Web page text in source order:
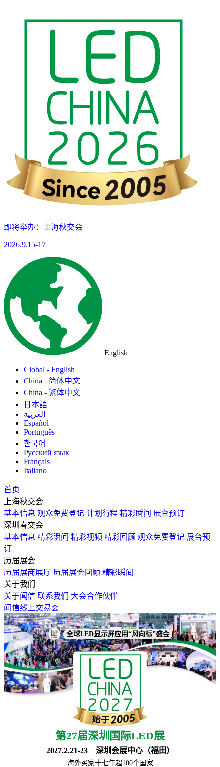
即将举办：上海秋交会
2026.9.15-17
English
Global - English
China - 简体中文
China - 繁体中文
日本語
العربية
Español
Português
한국어
Русский язык
Français
Italiano
首页
上海秋交会
基本信息 观众免费登记 计划行程 精彩瞬间 展台预订
深圳春交会
基本信息 精彩瞬间 精彩视频 精彩回顾 观众免费登记 展台预
订
历届展会
历届展商展厅 历届展会回顾 精彩瞬间
关于我们
关于闻信 联系我们
大会合作伙伴
闻信线上交易会
全球LED显示屏应用“风向标”盛会
第27届深圳国际LED展
2027.2.21-23 深圳会展中心（福田）
海外买家十七年超100个国家